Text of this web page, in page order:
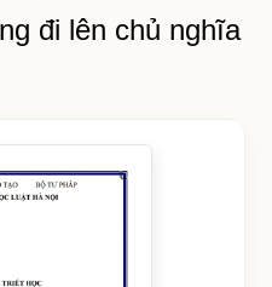
đi lên chủ nghĩa